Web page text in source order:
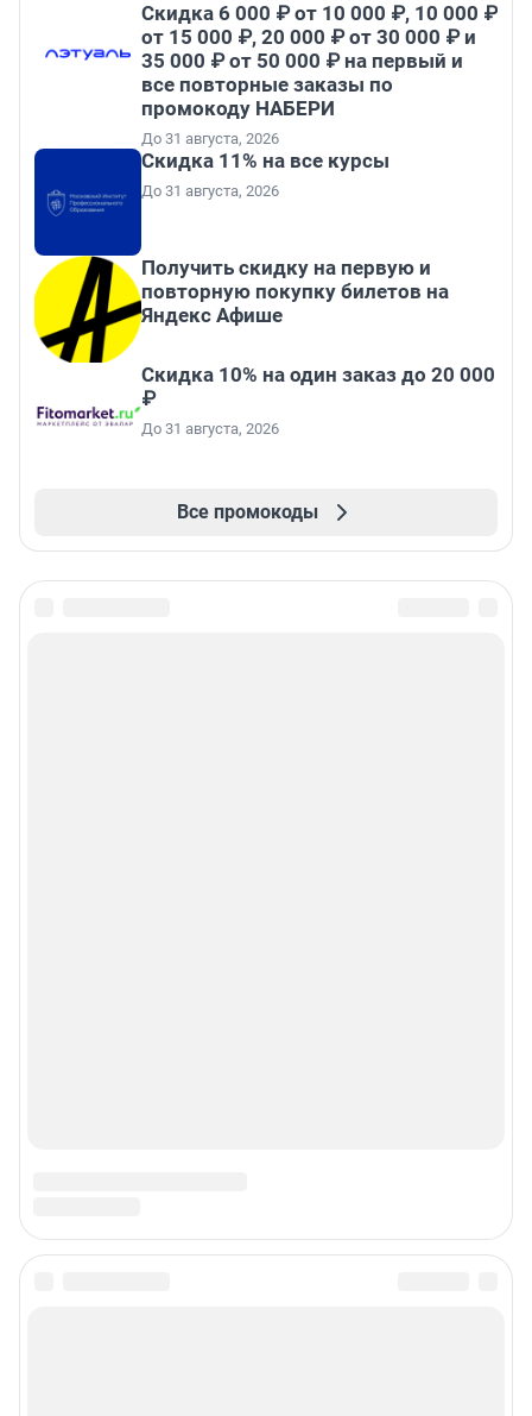
Скидка 6 000 ₽ от 10 000 ₽, 10 000 ₽
от 15 000 ₽, 20 000 ₽ от 30 000 ₽ и
35 000 ₽ от 50 000 ₽ на первый и
все повторные заказы по
промокоду НАБЕРИ
До 31 августа, 2026
Скидка 11% на все курсы
До 31 августа, 2026
Получить скидку на первую и
повторную покупку билетов на
Яндекс Афише
Скидка 10% на один заказ до 20 000
₽
До 31 августа, 2026
Все промокоды